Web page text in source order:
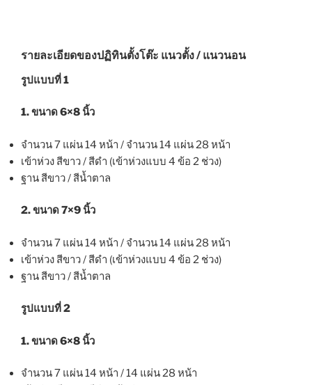
รายละเอียดของปฏิทินตั้งโต๊ะ แนวตั้ง / แนวนอน
รูปแบบที่ 1
1. ขนาด 6×8 นิ้ว
จำนวน 7 แผ่น 14 หน้า / จำนวน 14 แผ่น 28 หน้า
เข้าห่วง สีขาว / สีดำ (เข้าห่วงแบบ 4 ข้อ 2 ช่วง)
ฐาน สีขาว / สีน้ำตาล
2. ขนาด 7×9 นิ้ว
จำนวน 7 แผ่น 14 หน้า / จำนวน 14 แผ่น 28 หน้า
เข้าห่วง สีขาว / สีดำ (เข้าห่วงแบบ 4 ข้อ 2 ช่วง)
ฐาน สีขาว / สีน้ำตาล
รูปแบบที่ 2
1. ขนาด 6×8 นิ้ว
จำนวน 7 แผ่น 14 หน้า / 14 แผ่น 28 หน้า